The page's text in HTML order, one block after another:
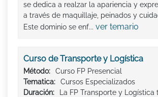
se dedica a realzar la apariencia y
a través de maquillaje, peinados y
Este dominio se enf... ver temario
Curso de Transporte y Logística
Método:
Curso FP Presencial
Tematica:
Cursos Especializados
Duración:
La FP Transporte y Logística